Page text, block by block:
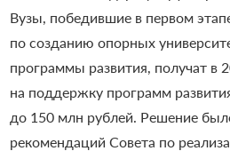
Вузы, победившие в первом
по созданию опорных
программы развития, получат в
на поддержку программ
до 150 млн рублей. Решение
рекомендаций Совета по